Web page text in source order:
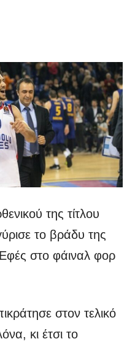
της τίτλου
το βράδυ της
στο φάιναλ φορ
στον τελικό
κι έτσι το